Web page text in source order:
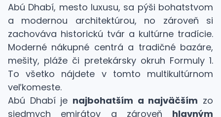
Abú Dhabí, mesto luxusu, sa pýši bohatstvom
a modernou architektúrou, no zároveň si
zachováva historickú tvár a kultúrne tradície.
Moderné nákupné centrá a tradičné bazáre,
mešity, pláže či pretekársky okruh Formuly 1.
To všetko nájdete v tomto multikultúrnom
veľkomeste.
Abú Dhabí je najbohatším a najväčším zo
siedmych emirátov a zároveň hlavným